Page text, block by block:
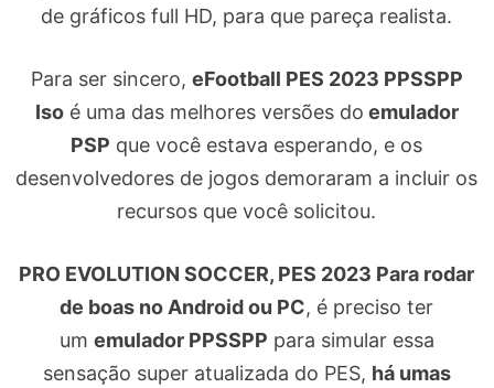
de gráficos full HD, para que pareça realista.
Para ser sincero, eFootball PES 2023 PPSSPP
Isoé uma das melhores versões do emulador
PSP que você estava esperando, e os
desenvolvedores de jogos demoraram a incluir os
recursos que você solicitou.
PRO EVOLUTION SOCCER, PES 2023 Para rodar
de boas no Android ou PC, é preciso ter
um emulador PPSSPP para simular essa
sensação super atualizada do PES, há umas